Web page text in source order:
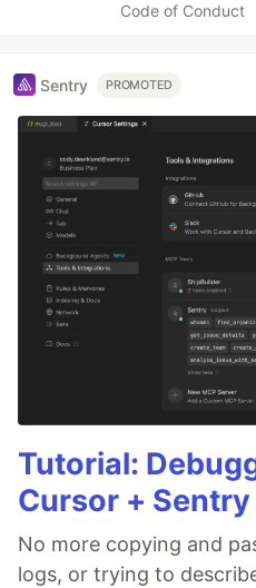
Code of Conduct
Sentry PROMOTED
Tutorial:
Cursor + Sentry
No more copying and
logs, or trying to